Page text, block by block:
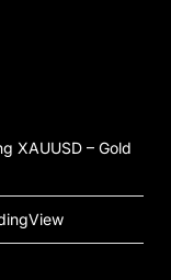
XAUUSD – Gold